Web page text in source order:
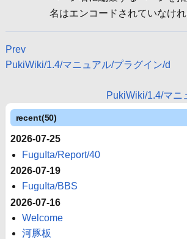
名はエンコードされていなけれ
Prev
PukiWiki/1.4/マニュアル/プラグイン/d
PukiWiki/1.4/マニ
recent(50)
2026-07-25
FuguIta/Report/40
2026-07-19
FuguIta/BBS
2026-07-16
Welcome
河豚板